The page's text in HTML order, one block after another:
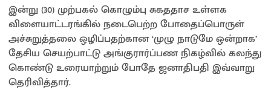
இன்று (30) முற்பகல் கொழும்பு சுகததாச உள்ளக
விளையாட்டரங்கில் நடைபெற்ற போதைப்பொருள்
அச்சுறுத்தலை ஒழிப்பதற்கான ‘முழு நாடுமே ஒன்றாக’
தேசிய செயற்பாட்டு அங்குரார்ப்பண நிகழ்வில் கலந்து
கொண்டு உரையாற்றும் போதே ஜனாதிபதி இவ்வாறு
தெரிவித்தார்.